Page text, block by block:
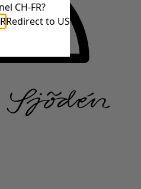
CH-FR?
Redirect to US